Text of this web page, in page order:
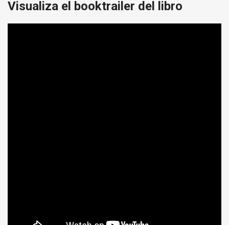
Visualiza el booktrailer del libro